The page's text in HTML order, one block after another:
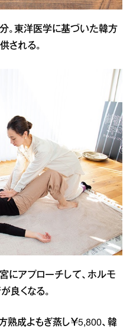
。東洋医学に基づいた韓方
される。
にアプローチして、ホルモ
良くなる。
成よもぎ蒸し￥5,800、韓